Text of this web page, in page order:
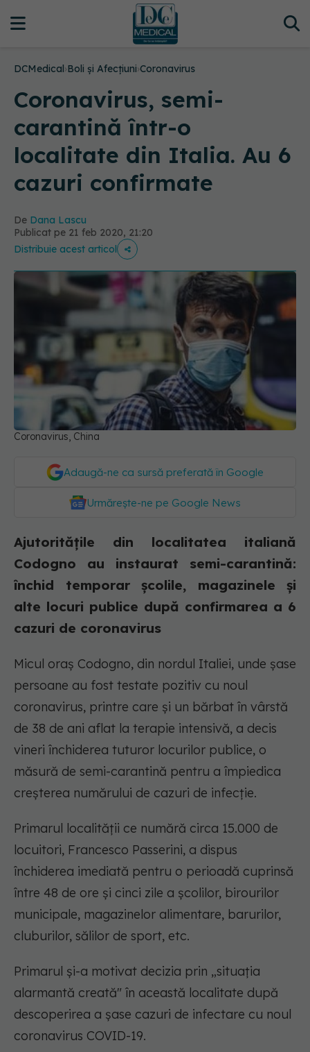
DCMedical›Boli și Afecțiuni›Coronavirus
Coronavirus, semi-
carantină într-o
localitate din Italia. Au 6
cazuri confirmate
De Dana Lascu
Publicat pe 21 feb 2020, 21:20
Distribuie acest articol
Coronavirus, China
Adaugă-ne ca sursă preferată în Google
Urmărește-ne pe Google News
Ajutoritățile din localitatea italiană
Codogno au instaurat semi-carantină:
închid temporar școlile, magazinele și
alte locuri publice după confirmarea a 6
cazuri de coronavirus
Micul oraș Codogno, din nordul Italiei, unde șase
persoane au fost testate pozitiv cu noul
coronavirus, printre care și un bărbat în vârstă
de 38 de ani aflat la terapie intensivă, a decis
vineri închiderea tuturor locurilor publice, o
măsură de semi-carantină pentru a împiedica
creșterea numărului de cazuri de infecție.
Primarul localității ce numără circa 15.000 de
locuitori, Francesco Passerini, a dispus
închiderea imediată pentru o perioadă cuprinsă
între 48 de ore și cinci zile a școlilor, birourilor
municipale, magazinelor alimentare, barurilor,
cluburilor, sălilor de sport, etc.
Primarul și-a motivat decizia prin „situația
alarmantă creată" în această localitate după
descoperirea a șase cazuri de infectare cu noul
coronavirus COVID-19.